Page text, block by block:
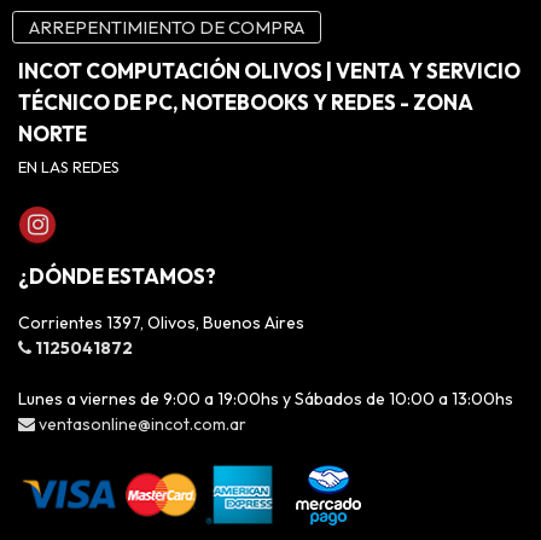
ARREPENTIMIENTO DE COMPRA
INCOT COMPUTACIÓN OLIVOS | VENTA Y SERVICIO
TÉCNICO DE PC, NOTEBOOKS Y REDES - ZONA
NORTE
EN LAS REDES
¿DÓNDE ESTAMOS?
Corrientes 1397, Olivos, Buenos Aires
1125041872
Lunes a viernes de 9:00 a 19:00hs y Sábados de 10:00 a 13:00hs
ventasonline@incot.com.ar